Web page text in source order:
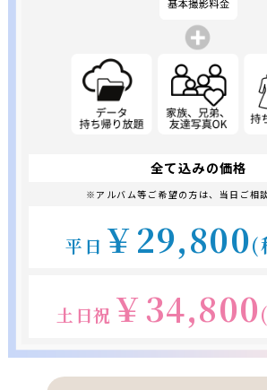
全て込みの価格
※アルバム等ご希望の方は、当日ご相
平日 ￥29,800(
土日祝 ￥34,800